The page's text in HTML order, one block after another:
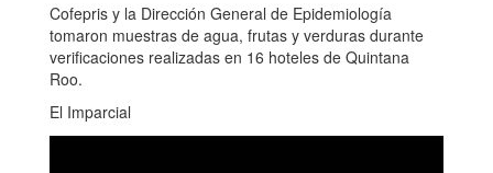
Cofepris y la Dirección General de Epidemiología
tomaron muestras de agua, frutas y verduras durante
verificaciones realizadas en 16 hoteles de Quintana
Roo.
El Imparcial